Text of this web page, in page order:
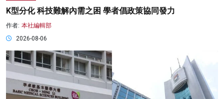
K型分化 科技難解內需之困 學者倡政策協同發力
作者: 本社編輯部
2026-08-06